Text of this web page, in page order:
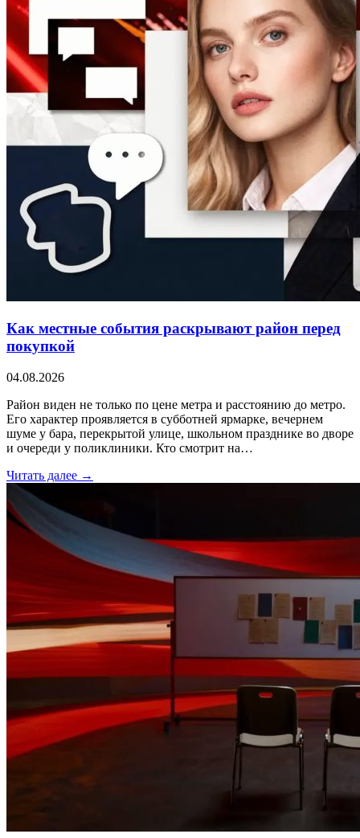
Как местные события раскрывают район перед
покупкой
04.08.2026
Район виден не только по цене метра и расстоянию до метро.
Его характер проявляется в субботней ярмарке, вечернем
шуме у бара, перекрытой улице, школьном празднике во дворе
и очереди у поликлиники. Кто смотрит на…
Читать далее →